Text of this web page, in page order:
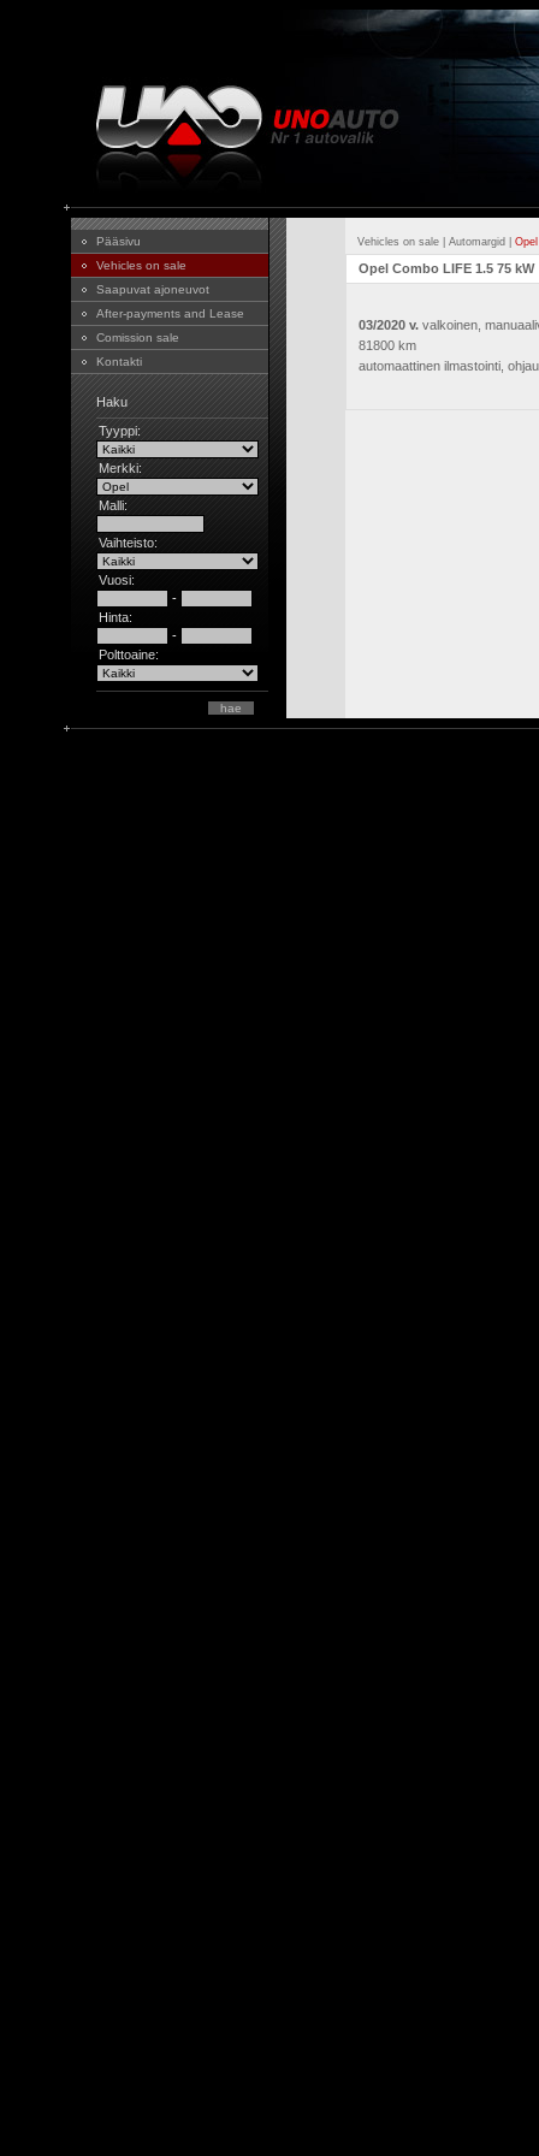
Pääsivu
Vehicles on sale
Saapuvat ajoneuvot
After-payments and Lease
Comission sale
Kontakti
Haku
Tyyppi:
Merkki:
Malli:
Vaihteisto:
Vuosi:
-
Hinta:
-
Polttoaine:
Vehicles on sale| Automargid Opel
Opel Combo LIFE 1.5 75 kW
03/2020 v.valkoinen,
81800 km
automaattinen ilmastointi,